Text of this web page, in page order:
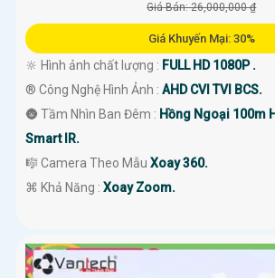
Giá Bán: 26,000,000 ₫
Giá Khuyến Mại: 30%
🔆 Hình ảnh chất lượng : FULL HD 1080P .
®️ Công Nghệ Hình Ảnh : AHD CVI TVI BCS.
🌚 Tầm Nhìn Ban Đêm : Hồng Ngoại 100m
Smart IR.
🎼️ Camera Theo Mẫu Xoay 360.
️⌘ Khả Năng : Xoay Zoom.